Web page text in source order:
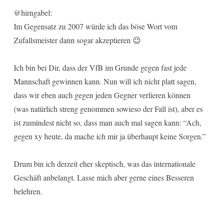
@hirngabel:
Im Gegensatz zu 2007 würde ich das böse Wort vom
Zufallsmeister dann sogar akzeptieren 😉
Ich bin bei Dir, dass der VfB im Grunde gegen fast jede
Mannschaft gewinnen kann. Nun will ich nicht platt sagen,
dass wir eben auch gegen jeden Gegner verlieren können
(was natürlich streng genommen sowieso der Fall ist), aber es
ist zumindest nicht so, dass man auch mal sagen kann: “Ach,
gegen xy heute, da mache ich mir ja überhaupt keine Sorgen.”
Drum bin ich derzeit eher skeptisch, was das internationale
Geschäft anbelangt. Lasse mich aber gerne eines Besseren
belehren.